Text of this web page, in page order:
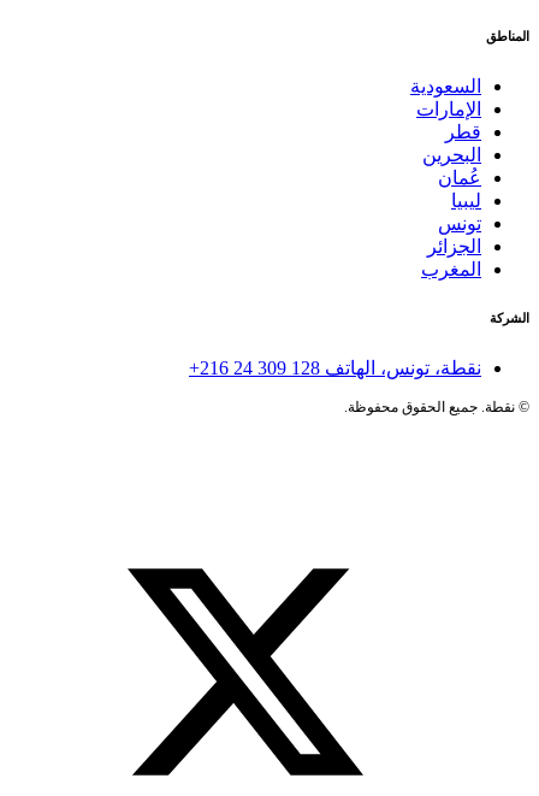
المناطق
السعودية
الإمارات
قطر
البحرين
عُمان
ليبيا
تونس
الجزائر
المغرب
الشركة
نقطة، تونس، الهاتف +216 24 309 128
©نقطة. جميع الحقوق محفوظة.